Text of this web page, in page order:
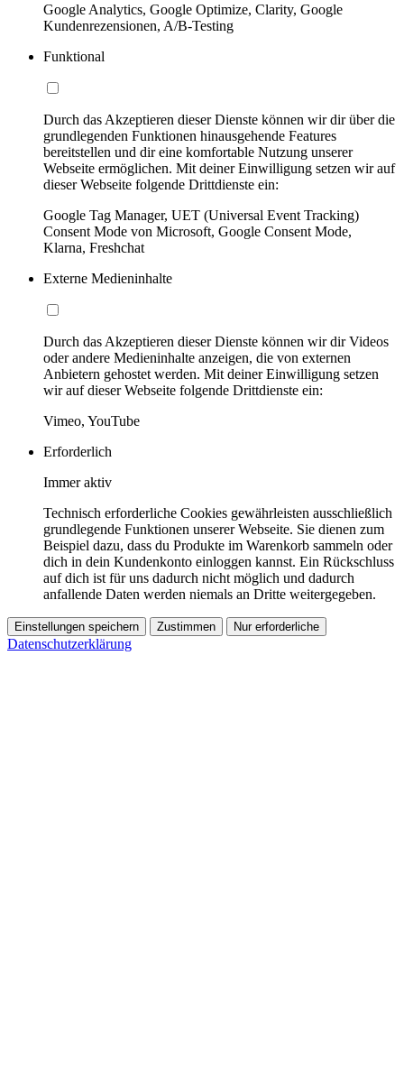
Google Analytics, Google Optimize, Clarity, Google
Kundenrezensionen, A/B-Testing
Funktional
Durch das Akzeptieren dieser Dienste können wir dir über die
grundlegenden Funktionen hinausgehende Features
bereitstellen und dir eine komfortable Nutzung unserer
Webseite ermöglichen. Mit deiner Einwilligung setzen wir auf
dieser Webseite folgende Drittdienste ein:
Google Tag Manager, UET (Universal Event Tracking)
Consent Mode von Microsoft, Google Consent Mode,
Klarna, Freshchat
Externe Medieninhalte
Durch das Akzeptieren dieser Dienste können wir dir Videos
oder andere Medieninhalte anzeigen, die von externen
Anbietern gehostet werden. Mit deiner Einwilligung setzen
wir auf dieser Webseite folgende Drittdienste ein:
Vimeo, YouTube
Erforderlich
Immer aktiv
Technisch erforderliche Cookies gewährleisten ausschließlich
grundlegende Funktionen unserer Webseite. Sie dienen zum
Beispiel dazu, dass du Produkte im Warenkorb sammeln oder
dich in dein Kundenkonto einloggen kannst. Ein Rückschluss
auf dich ist für uns dadurch nicht möglich und dadurch
anfallende Daten werden niemals an Dritte weitergegeben.
Einstellungen speichern Zustimmen Nur erforderliche
Datenschutzerklärung